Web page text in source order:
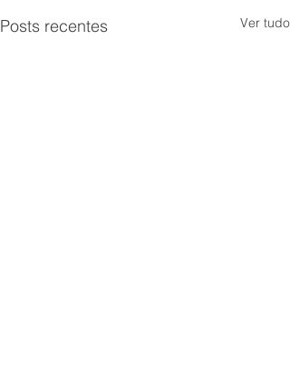
Posts recentes Ver tudo